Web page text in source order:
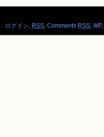
ログイン RSS Comments RSS WP,